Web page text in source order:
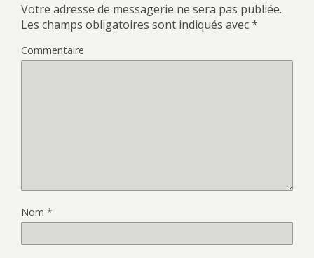
Votre adresse de messagerie ne sera pas publiée.
Les champs obligatoires sont indiqués avec*
Commentaire
Nom *